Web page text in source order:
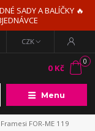
SADY A BALÍČKY 🔥
Menu
CZK
0
0 Kč
Framesi FOR-ME 119